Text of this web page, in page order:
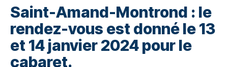
Saint-Amand-Montrond : le
rendez-vous est donné le 13
et 14 janvier 2024 pour le
cabaret.